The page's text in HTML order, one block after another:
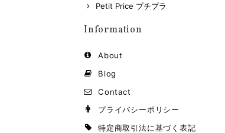
Petit Price プチプラ
Information
About
Blog
Contact
プライバシーポリシー
特定商取引法に基づく表記